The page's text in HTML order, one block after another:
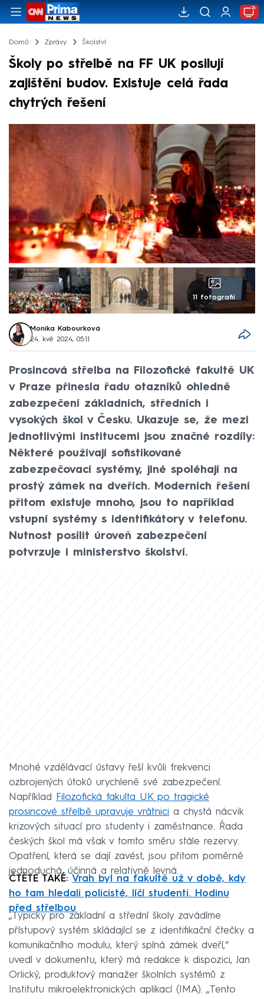
Domů Zprávy Školství
Školy po střelbě na FF UK posilují
zajištění budov. Existuje celá řada
chytrých řešení
11 fotografií
Monika Kabourková
24. kvě 2024, 05:11
Prosincová střelba na Filozofické fakultě UK
v Praze přinesla řadu otazníků ohledně
zabezpečení základních, středních i
vysokých škol v Česku. Ukazuje se, že mezi
jednotlivými institucemi jsou značné rozdíly:
Některé používají sofistikované
zabezpečovací systémy, jiné spoléhají na
prostý zámek na dveřích. Moderních řešení
přitom existuje mnoho, jsou to například
vstupní systémy s identifikátory v telefonu.
Nutnost posílit úroveň zabezpečení
potvrzuje i ministerstvo školství.
Mnohé vzdělávací ústavy řeší kvůli frekvenci
ozbrojených útoků urychleně své zabezpečení.
Například Filozofická fakulta UK po tragické
prosincové střelbě upravuje vrátnici a chystá nácvik
krizových situací pro studenty i zaměstnance. Řada
českých škol má však v tomto směru stále rezervy.
Opatření, která se dají zavést, jsou přitom poměrně
jednoduchá, účinná a relativně levná.
ČTĚTE TAKÉ: Vrah byl na fakultě už v době, kdy
ho tam hledali policisté, líčí studenti. Hodinu
před střelbou
„Typicky pro základní a střední školy zavádíme
přístupový systém skládající se z identifikační čtečky a
komunikačního modulu, který spíná zámek dveří,“
uvedl v dokumentu, který má redakce k dispozici, Jan
Orlický, produktový manažer školních systémů z
Institutu mikroelektronických aplikací (IMA). „Tento